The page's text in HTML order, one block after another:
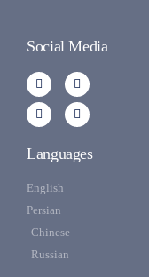
Social Media
Languages
English
Persian
Chinese
Russian